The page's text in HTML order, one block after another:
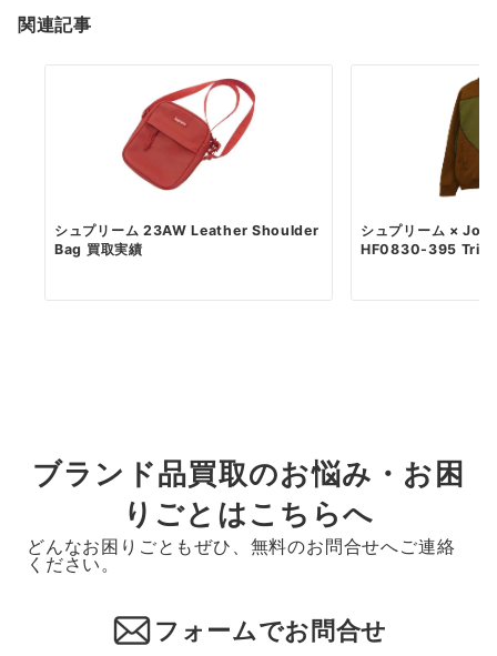
関連記事
シュプリーム 23AW Leather Shoulder
Bag 買取実績
シュプリーム ×
HF0830-395
ブランド品買取のお悩み・お困
りごとはこちらへ
どんなお困りごともぜひ、無料のお問合せへご連絡
ください。
フォームでお問合せ